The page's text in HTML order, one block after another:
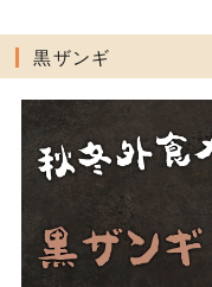
黒ザンギ